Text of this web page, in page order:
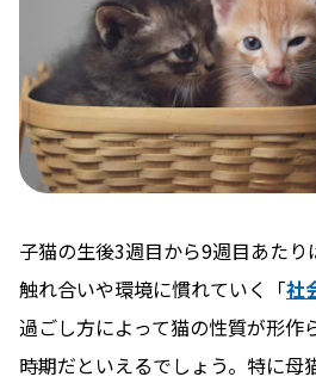
子猫の生後3週目から9週目あた
触れ合いや環境に慣れていく「社
過ごし方によって猫の性質が形作
時期だといえるでしょう。特に母